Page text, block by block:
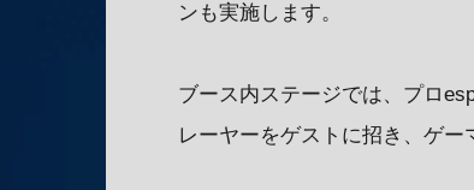
ンも実施します。
ブース内ステージでは、プロ
レーヤーをゲストに招き、ゲー